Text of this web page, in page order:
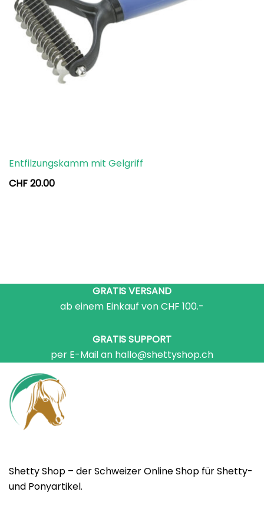
Entfilzungskamm mit Gelgriff
CHF20.00
GRATIS VERSAND
ab einem Einkauf von CHF 100.-
GRATIS SUPPORT
per E-Mail an hallo@shettyshop.ch
Shetty Shop – der Schweizer Online Shop für Shetty-
und Ponyartikel.